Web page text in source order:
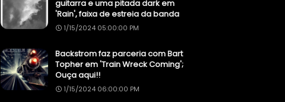
guitarra e uma pitada dark em
'Rain', faixa de estreia da banda
1/15/2024 05:00:00 PM
Backstrom faz parceria com Bart
Topher em 'Train Wreck Coming';
Ouça aqui!!
1/15/2024 06:00:00 PM